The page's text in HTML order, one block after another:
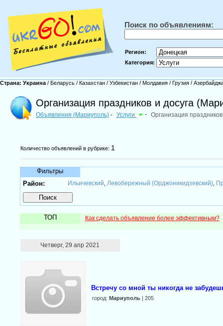
Поиск по объявлениям:
Регион:
Категория:
Страна: Украина / Беларусь / Казахстан / Узбекистан / Молдавия / Грузия /
Организация праздников и досуга
Объявления (Мариуполь) - Услуги - Организация праздников
Количество объявлений в рубрике: 1
Фильтры
Район:
Ильичевский Левобережный (Орджоникидзевский),
ТОП Как сделать объявление более эффективным?
Четверг, 29 апр 2021
Встречу со мной ты никогда не
город: Мариуполь| 205